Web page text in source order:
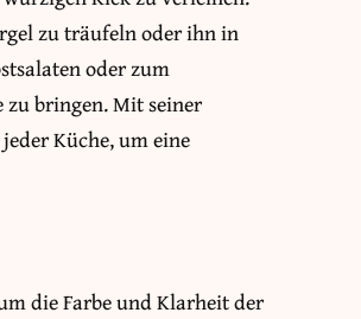
zu träufeln oder ihn in
oder zum
zu bringen. Mit seiner
Küche, um eine
die Farbe und Klarheit der